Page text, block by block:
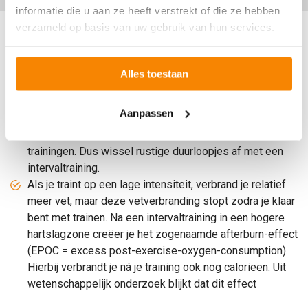
informatie die u aan ze heeft verstrekt of die ze hebben
verzameld op basis van uw gebruik van hun services.
Alles toestaan
Aanpassen
Loop je dus heel hard, dan verbrand je suikers. Loop je
zone 1 verbrand je wel vet, maar je verbrandt zo weinig
verbrandt dan flink calorieën en de helft daarvan zijn
trainingen. Dus wissel rustige duurloopjes af met een
intervaltraining.
Als je traint op een lage intensiteit, verbrand je relatief
meer vet, maar deze vetverbranding stopt zodra je klaar
bent met trainen. Na een intervaltraining in een hogere
hartslagzone creëer je het zogenaamde afterburn-effect
(EPOC = excess post-exercise-oxygen-consumption).
Hierbij verbrandt je ná je training ook nog calorieën. Uit
wetenschappelijk onderzoek blijkt dat dit effect